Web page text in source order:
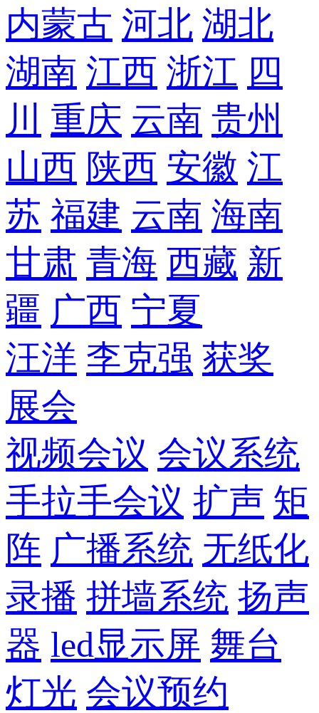
内蒙古 河北 湖北
湖南 江西 浙江 四
川
重庆 云南 贵州
山西 陕西 安徽 江
苏 福建 云南 海南
甘肃 青海 西藏 新
疆 广西 宁夏
汪洋 李克强 获奖
展会
视频会议 会议系统
手拉手会议 扩声 矩
阵 广播系统 无纸化
录播 拼墙系统 扬声
器 led显示屏 舞台
灯光 会议预约